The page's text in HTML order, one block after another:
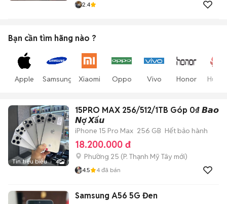
2.4
Bạn cần tìm hãng nào ?
Apple Samsung Xiaomi Oppo Vivo Honor
Tin tiêu biểu 4
15PRO MAX 256/512/1TB Góp 0₫ 𝘽𝙖𝙤
𝙉ợ 𝙓ấ𝙪
iPhone 15 Pro Max 256 GB Hết bảo hành
18.200.000 đ
Phường 25 (P. Thạnh Mỹ Tây mới)
4.5 4 đã bán
Samsung A56 5G Đen